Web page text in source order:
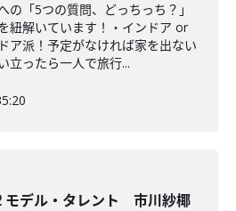
の「5つの質問、どっちっち？」
紐解いています！・インドア or
ア派！予定がなければ家を出ない
立ったら一人で旅行...
モデル・タレント 市川紗椰